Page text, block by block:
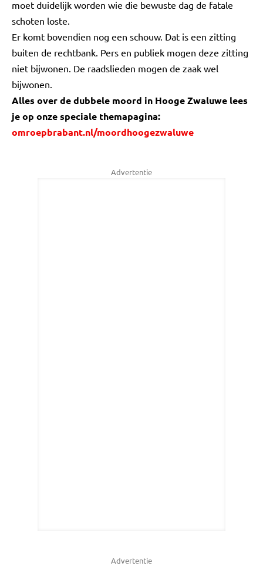
moet duidelijk worden wie die bewuste dag de fatale
schoten loste.
Er komt bovendien nog een schouw. Dat is een zitting
buiten de rechtbank. Pers en publiek mogen deze zitting
niet bijwonen. De raadslieden mogen de zaak wel
bijwonen.
Alles over de dubbele moord in Hooge Zwaluwe lees
je op onze speciale themapagina:
omroepbrabant.nl/moordhoogezwaluwe
Advertentie
Advertentie